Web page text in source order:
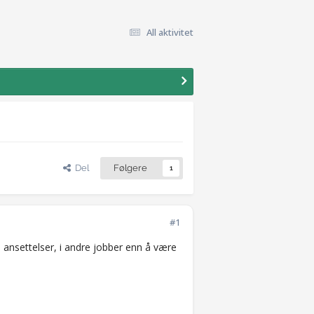
All aktivitet
Del Følgere 1
#1
ansettelser, i andre jobber enn å være